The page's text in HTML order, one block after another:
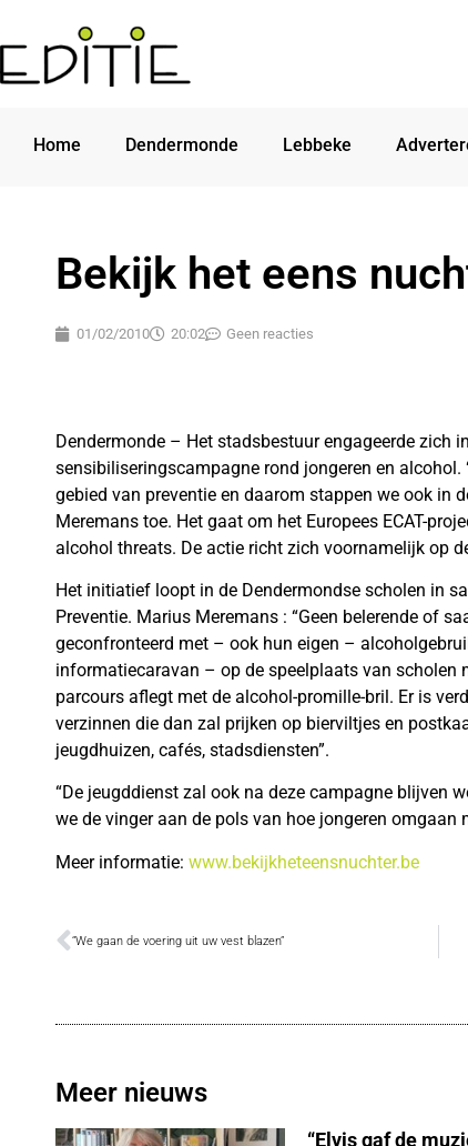
Home Dendermonde Lebbeke
Bekijk het eens
01/02/2010 20:02 Geen reacties
Dendermonde – Het stadsbestuur engageerde zich
sensibiliseringscampagne rond jongeren en alcohol.
gebied van preventie en daarom stappen we ook in
Meremans toe. Het gaat om het Europees ECAT-
alcohol threats. De actie richt zich voornamelijk op
Het initiatief loopt in de Dendermondse scholen in
Preventie. Marius Meremans : “Geen belerende of
geconfronteerd met – ook hun eigen –
informatiecaravan – op de speelplaats van scholen
parcours aflegt met de alcohol-promille-bril. Er is
verzinnen die dan zal prijken op bierviltjes en
jeugdhuizen, cafés, stadsdiensten”.
“De jeugddienst zal ook na deze campagne blijven
we de vinger aan de pols van hoe jongeren omgaan
Meer informatie: www.bekijkheteensnuchter.be
“We gaan de voering uit uw vest blazen”
Meer nieuws
“Elvis gaf de